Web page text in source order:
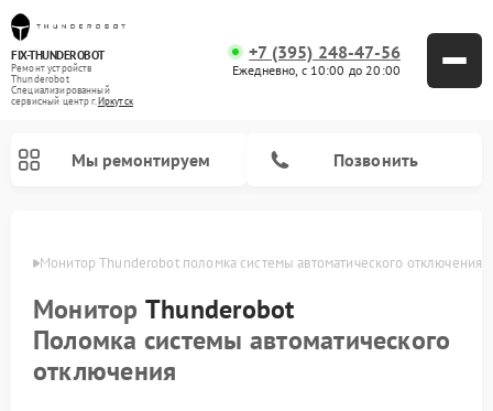
FIX-THUNDEROBOT
Ремонт устройств
Thunderobot
Специализированный
cервисный центр г.Иркутск
+7 (395) 248-47-56
Ежедневно, с 10:00 до 20:00
Мы ремонтируем Позвонить
Монитор Thunderobot поломка системы автоматического отключения
Монитор Thunderobot
Поломка системы автоматического
отключения